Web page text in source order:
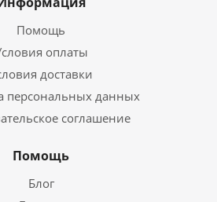
Помощь
оплаты
доставки
персональных данных
соглашение
Помощь
Блог